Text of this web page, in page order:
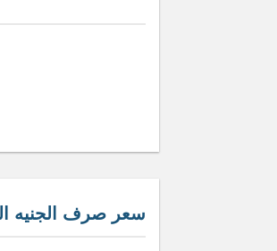
سعر صرف الجنيه